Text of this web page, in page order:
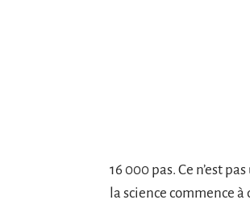
16 000 pas. Ce n’est
la science commence